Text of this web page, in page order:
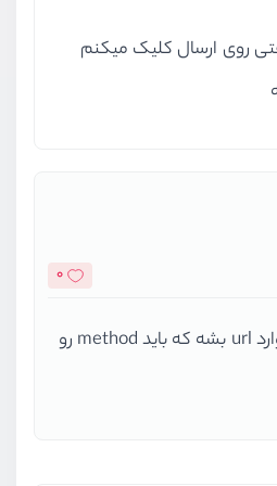
روی ارسال کلیک میکنم
0
درود اگر دیتا میخواید وارد url بشه که باید method رو